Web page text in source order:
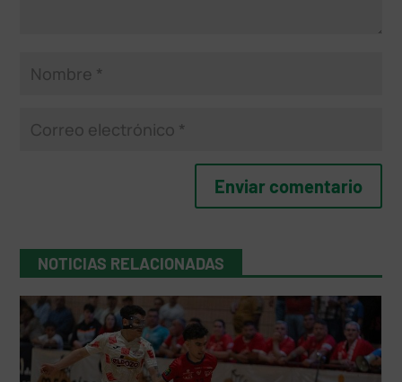
NOTICIAS RELACIONADAS